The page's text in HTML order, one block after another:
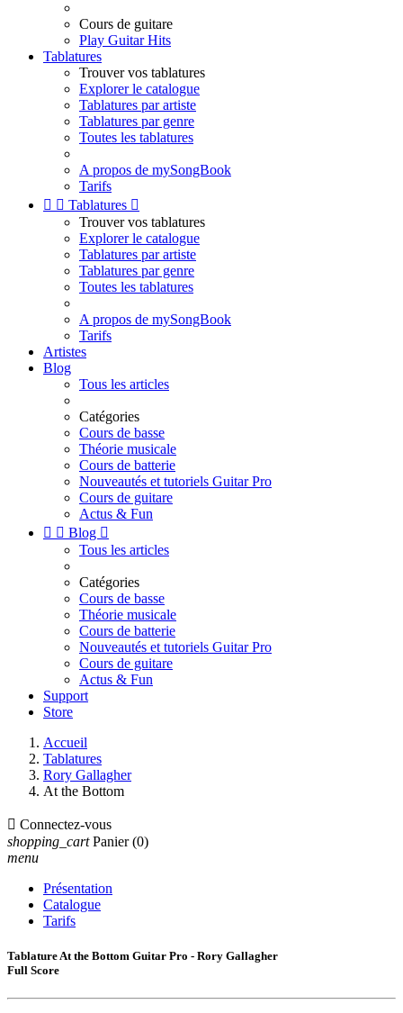
Cours de guitare
Play Guitar Hits
Tablatures
Trouver vos tablatures
Explorer le catalogue
Tablatures par artiste
Tablatures par genre
Toutes les tablatures
A propos de mySongBook
Tarifs
  Tablatures 
Trouver vos tablatures
Explorer le catalogue
Tablatures par artiste
Tablatures par genre
Toutes les tablatures
A propos de mySongBook
Tarifs
Artistes
Blog
Tous les articles
Catégories
Cours de basse
Théorie musicale
Cours de batterie
Nouveautés et tutoriels Guitar Pro
Cours de guitare
Actus & Fun
  Blog 
Tous les articles
Catégories
Cours de basse
Théorie musicale
Cours de batterie
Nouveautés et tutoriels Guitar Pro
Cours de guitare
Actus & Fun
Support
Store
Accueil
Tablatures
Rory Gallagher
At the Bottom
 Connectez-vous
shopping_cart Panier (0)
menu
Présentation
Catalogue
Tarifs
Tablature At the Bottom Guitar Pro - Rory Gallagher
Full Score